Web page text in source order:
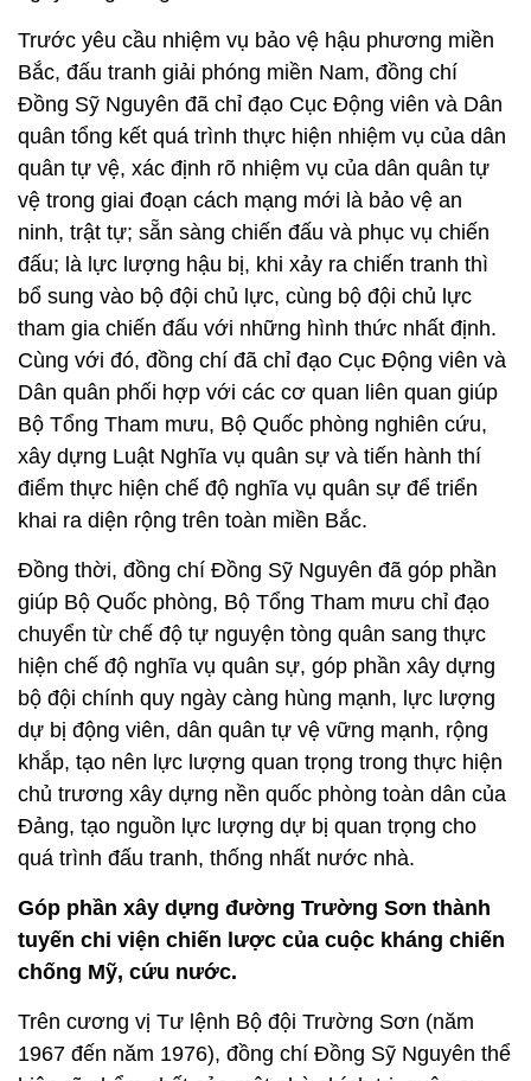
quân tổng kết quá trình thực hiện nhiệm vụ của dân
quân tự vệ, xác định rõ nhiệm vụ của dân quân tự
vệ trong giai đoạn cách mạng mới là bảo vệ an
ninh, trật tự; sẵn sàng chiến đấu và phục vụ chiến
đấu; là lực lượng hậu bị, khi xảy ra chiến tranh thì
bổ sung vào bộ đội chủ lực, cùng bộ đội chủ lực
tham gia chiến đấu với những hình thức nhất định.
Cùng với đó, đồng chí đã chỉ đạo Cục Động viên và
Dân quân phối hợp với các cơ quan liên quan giúp
Bộ Tổng Tham mưu, Bộ Quốc phòng nghiên cứu,
xây dựng Luật Nghĩa vụ quân sự và tiến hành thí
điểm thực hiện chế độ nghĩa vụ quân sự để triển
khai ra diện rộng trên toàn miền Bắc.
Đồng thời, đồng chí Đồng Sỹ Nguyên đã góp phần
giúp Bộ Quốc phòng, Bộ Tổng Tham mưu chỉ đạo
chuyển từ chế độ tự nguyện tòng quân sang thực
hiện chế độ nghĩa vụ quân sự, góp phần xây dựng
bộ đội chính quy ngày càng hùng mạnh, lực lượng
dự bị động viên, dân quân tự vệ vững mạnh, rộng
khắp, tạo nên lực lượng quan trọng trong thực hiện
chủ trương xây dựng nền quốc phòng toàn dân của
Đảng, tạo nguồn lực lượng dự bị quan trọng cho
quá trình đấu tranh, thống nhất nước nhà.
Góp phần xây dựng đường Trường Sơn thành
tuyến chi viện chiến lược của cuộc kháng chiến
chống Mỹ, cứu nước.
1967 đến năm 1976), đồng chí Đồng Sỹ Nguyên thể
hiện rõ phẩm chất của một nhà chính trị, quân sự
quyết đoán, mưu lược. Đồng chí có những quyết
định đúng đắn trong công tác chỉ đạo, tổ chức lực
lượng, xây dựng, phát triển, khai thác hiệu quả